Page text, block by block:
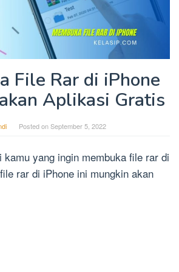
File Rar di iPhone
Aplikasi Gratis
Posted onSeptember 5, 2022
kamu yang ingin membuka file rar di
rar di iPhone ini mungkin akan